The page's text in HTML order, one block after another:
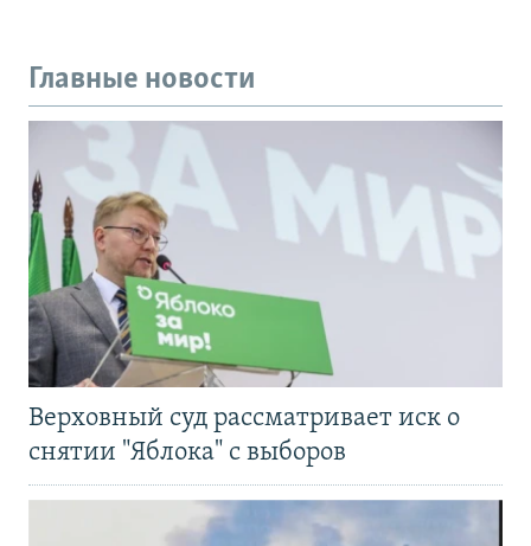
Главные новости
Верховный суд рассматривает иск о
снятии "Яблока" с выборов